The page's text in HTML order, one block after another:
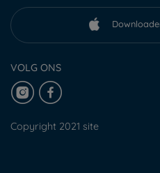
VOLG ONS
Copyright 2021 site